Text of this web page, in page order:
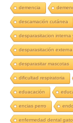
demencia
descamación cutánea
desparasitacion interna
desparasitación externa
desparasitar mascotas
dificultad respiratoria
eduacación
encias perro
enfermedad dental gato